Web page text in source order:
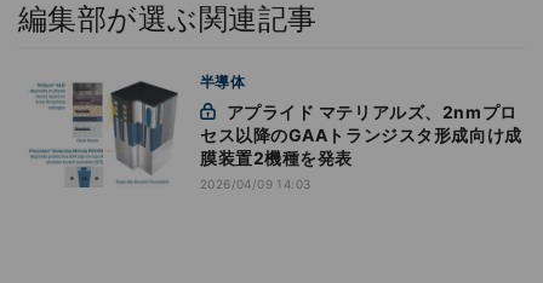
編集部が選ぶ関連記事
半導体
セス以降のGAAトランジスタ形成向け成
膜装置2機種を発表
2026/04/09 14:03